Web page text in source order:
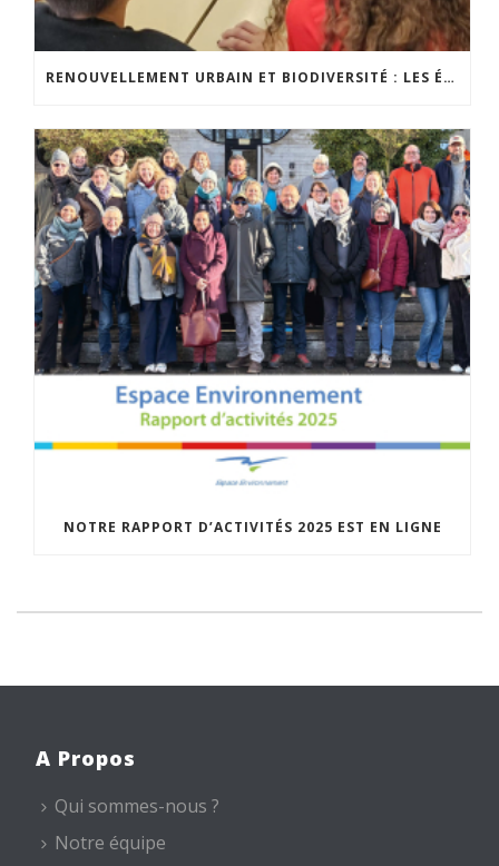
RENOUVELLEMENT URBAIN ET BIODIVERSITÉ : LES ÉLÈVES S’IMPLIQUENT CONCRÈTEMENT
NOTRE RAPPORT D’ACTIVITÉS 2025 EST EN LIGNE
A Propos
Qui sommes-nous ?
Notre équipe